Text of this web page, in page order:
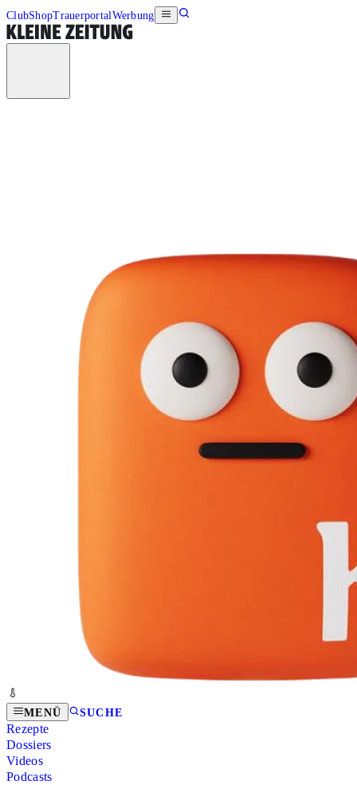
ClubShopTrauerportalWerbung
MENÜ SUCHE
Rezepte
Dossiers
Videos
Podcasts